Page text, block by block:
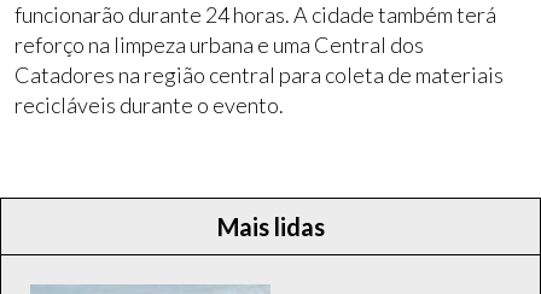
funcionarão durante 24 horas. A cidade também terá
reforço na limpeza urbana e uma Central dos
Catadores na região central para coleta de materiais
recicláveis durante o evento.
Mais lidas